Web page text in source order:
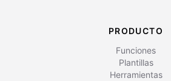
PRODUCTO
Funciones
Plantillas
Herramientas